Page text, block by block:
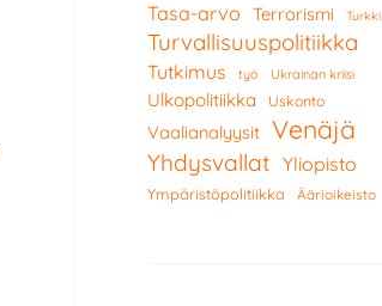
Tasa-arvo Terrorismi Turkki
Turvallisuuspolitiikka
Tutkimus työ Ukrainan kriisi
Ulkopolitiikka Uskonto
Vaalianalyysit Venäjä
Yhdysvallat Yliopisto
Ympäristöpolitiikka Äärioikeisto